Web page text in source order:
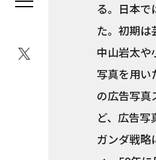
る。日本で
た。初期は
中山岩太や
写真を用い
の広告写真
ど、広告
ガンダ戦略